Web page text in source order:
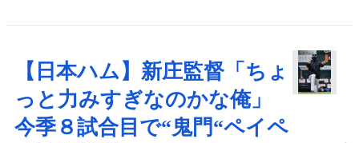
【日本ハム】新庄監督「ちょ
っと力みすぎなのかな俺」
今季８試合目で“鬼門“ペイペ